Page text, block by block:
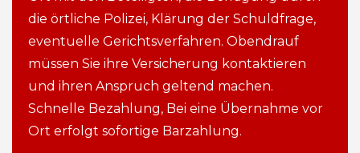
die örtliche Polizei, Klärung der Schuldfrage,
eventuelle Gerichtsverfahren. Obendrauf
müssen Sie ihre Versicherung kontaktieren
und ihren Anspruch geltend machen.
Schnelle Bezahlung, Bei eine Übernahme vor
Ort erfolgt sofortige Barzahlung.